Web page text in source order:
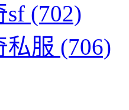
sf (702)
私服 (706)